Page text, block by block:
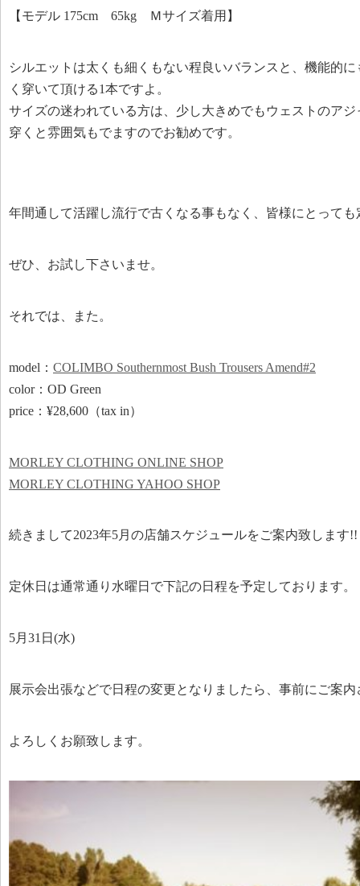
【モデル 175cm 65kg Ｍサイズ着用】
シルエットは太くも細くもない程良いバランスと、機能的
く穿いて頂ける1本ですよ。
サイズの迷われている方は、少し大きめでもウェストのア
穿くと雰囲気もでますのでお勧めです。
年間通して活躍し流行で古くなる事もなく、皆様にとって
ぜひ、お試し下さいませ。
それでは、また。
model： COLIMBO Southernmost Bush Trousers Amend#2
color：OD Green
price：¥28,600（tax in）
MORLEY CLOTHING ONLINE SHOP
MORLEY CLOTHING YAHOO SHOP
続きまして2023年5月の店舗スケジュールをご案内致します!!
定休日は通常通り水曜日で下記の日程を予定しております。
5月31日(水)
展示会出張などで日程の変更となりましたら、事前にご案
よろしくお願致します。